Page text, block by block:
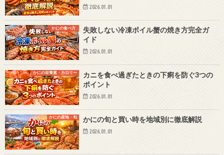
2026.01.01
かにの食べ方
失敗しない冷凍ボイル蟹の焼き方完全ガ
イド
2026.01.01
かにの栄養素・カロリー
カニを食べ過ぎたときの下痢を防ぐ3つの
ポイント
2026.01.01
かにの産地・旬 かにの旬と買い時を地域別に徹底解説
2026.01.01